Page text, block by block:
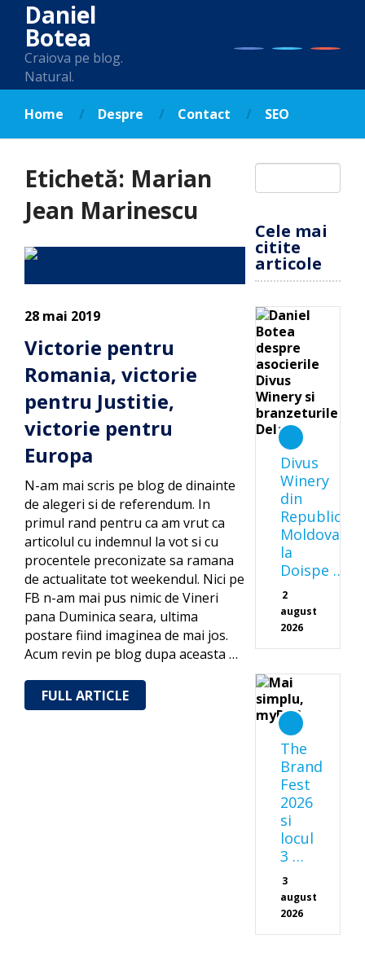
Daniel
Botea
Craiova pe blog.
Natural.
Home Despre Contact SEO
Etichetă: Marian
Jean Marinescu
28 mai 2019
Victorie pentru
Romania, victorie
pentru Justitie,
victorie pentru
Europa
N-am mai scris pe blog de dinainte
de alegeri si de referendum. In
primul rand pentru ca am vrut ca
articolul cu indemnul la vot si cu
procentele preconizate sa ramana
de actualitate tot weekendul. Nici pe
FB n-am mai pus nimic de Vineri
pana Duminica seara, ultima
postare fiind imaginea de mai jos.
Acum revin pe blog dupa aceasta …
FULL ARTICLE
Cele mai
citite
articole
Divus
Winery
din
Republica
Moldova
la
Doispe …
2
august
2026
The
Brand
Fest
2026
si
locul
3 …
3
august
2026